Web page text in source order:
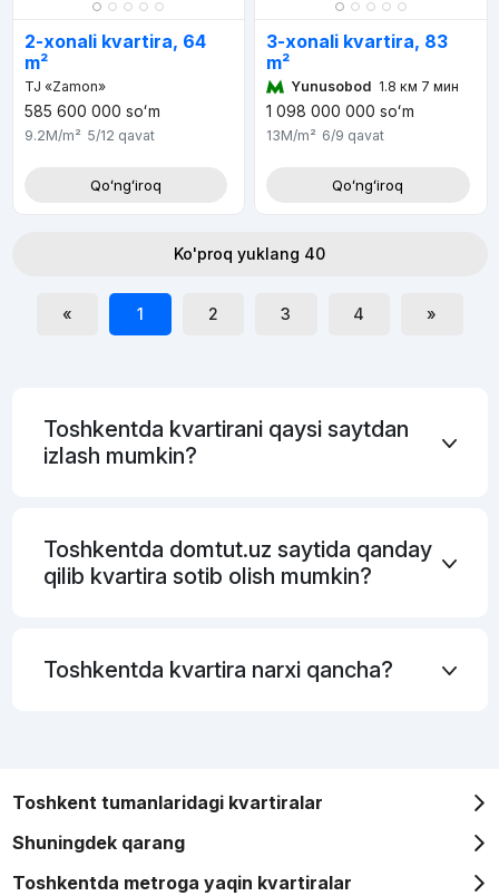
2-xonali kvartira, 64
m²
TJ «Zamon»
585 600 000 soʻm
9.2M/m² 5/12 qavat
Qoʻngʻiroq
3-xonali kvartira, 83
m²
Yunusobod 1.8 км 7 мин
1 098 000 000 soʻm
13M/m² 6/9 qavat
Qoʻngʻiroq
Ko'proq yuklang 40
« 1 2 3 4 »
Toshkentda kvartirani qaysi saytdan
izlash mumkin?
Toshkentda domtut.uz saytida qanday
qilib kvartira sotib olish mumkin?
Toshkentda kvartira narxi qancha?
Toshkent tumanlaridagi kvartiralar
Shuningdek qarang
Toshkentda metroga yaqin kvartiralar